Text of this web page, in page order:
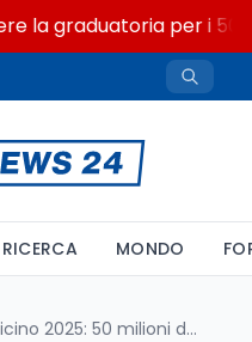
la graduatoria per i
RICERCA MONDO
Fiumicino 2025: 50 milioni di passeggeri e la Top 10 mondiale